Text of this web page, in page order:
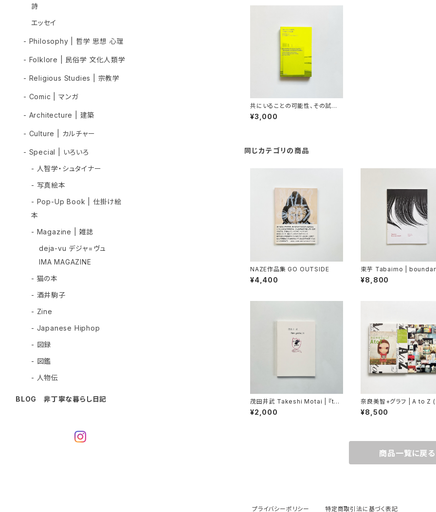
共にいることの可能性、その試み、
その記録 : 田中功起による、水戸
芸術館での、ケーススタディとして
¥3,000
同じカテゴリの商品
NAZE作品集 GO OUTSIDE
¥4,400
束芋 Tabaimo |
er
¥8,800
茂田井武 Takeshi Motai | 『ton
paris』展
¥2,000
奈良美智+グラフ | A to Z
ポスター付属)
¥8,500
商品一覧に戻る
詩
エッセイ
- Philosophy | 哲学 思想 心理
- Folklore | 民俗学 文化人類学
- Religious Studies | 宗教学
- Comic | マンガ
- Architecture | 建築
- Culture | カルチャー
- Special | いろいろ
- 人智学・シュタイナー
- 写真絵本
- Pop-Up Book | 仕掛け絵
本
- Magazine | 雑誌
deja-vu デジャ=ヴュ
IMA MAGAZINE
- 猫の本
- 酒井駒子
- Zine
- Japanese Hiphop
- 図録
- 図鑑
- 人物伝
BLOG 非丁寧な暮らし日記
プライバシーポリシー 特定商取引法に基づく表記